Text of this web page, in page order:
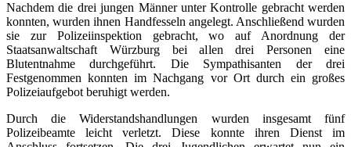
Nachdem die drei jungen Männer unter Kontrolle gebracht werden
konnten, wurden ihnen Handfesseln angelegt. Anschließend wurden
sie zur Polizeiinspektion gebracht, wo auf Anordnung der
Staatsanwaltschaft Würzburg bei allen drei Personen eine
Blutentnahme durchgeführt. Die Sympathisanten der drei
Festgenommen konnten im Nachgang vor Ort durch ein großes
Polizeiaufgebot beruhigt werden.
Durch die Widerstandshandlungen wurden insgesamt fünf
Polizeibeamte leicht verletzt. Diese konnte ihren Dienst im